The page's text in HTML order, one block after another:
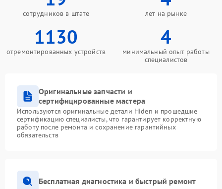
сотрудников в штате лет на рынке
1130
отремонтированных устройств
4
минимальный опыт работы
специалистов
Оригинальные запчасти и
сертифицированные мастера
Используются оригинальные детали Hiden и прошедшие
сертификацию специалисты, что гарантирует корректную
работу после ремонта и сохранение гарантийных
обязательств
Бесплатная диагностика и быстрый ремонт